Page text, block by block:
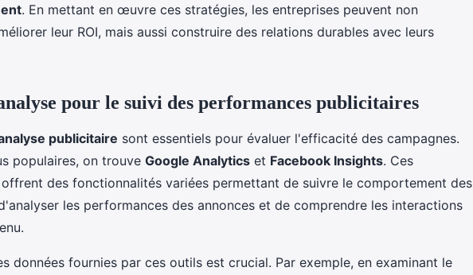
. En mettant en œuvre ces stratégies, les entreprises peuvent non
leur ROI, mais aussi construire des relations durables avec leurs
pour le suivi des performances publicitaires
publicitaire sont essentiels pour évaluer l'efficacité des campagnes.
populaires, on trouve Google Analytics et Facebook Insights. Ces
des fonctionnalités variées permettant de suivre le comportement des
les performances des annonces et de comprendre les interactions
données fournies par ces outils est crucial. Par exemple, en examinant le